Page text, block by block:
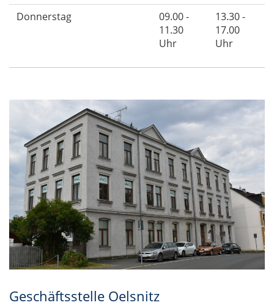
Donnerstag
09.00 -
11.30
Uhr
13.30 -
17.00
Uhr
Geschäftsstelle Oelsnitz